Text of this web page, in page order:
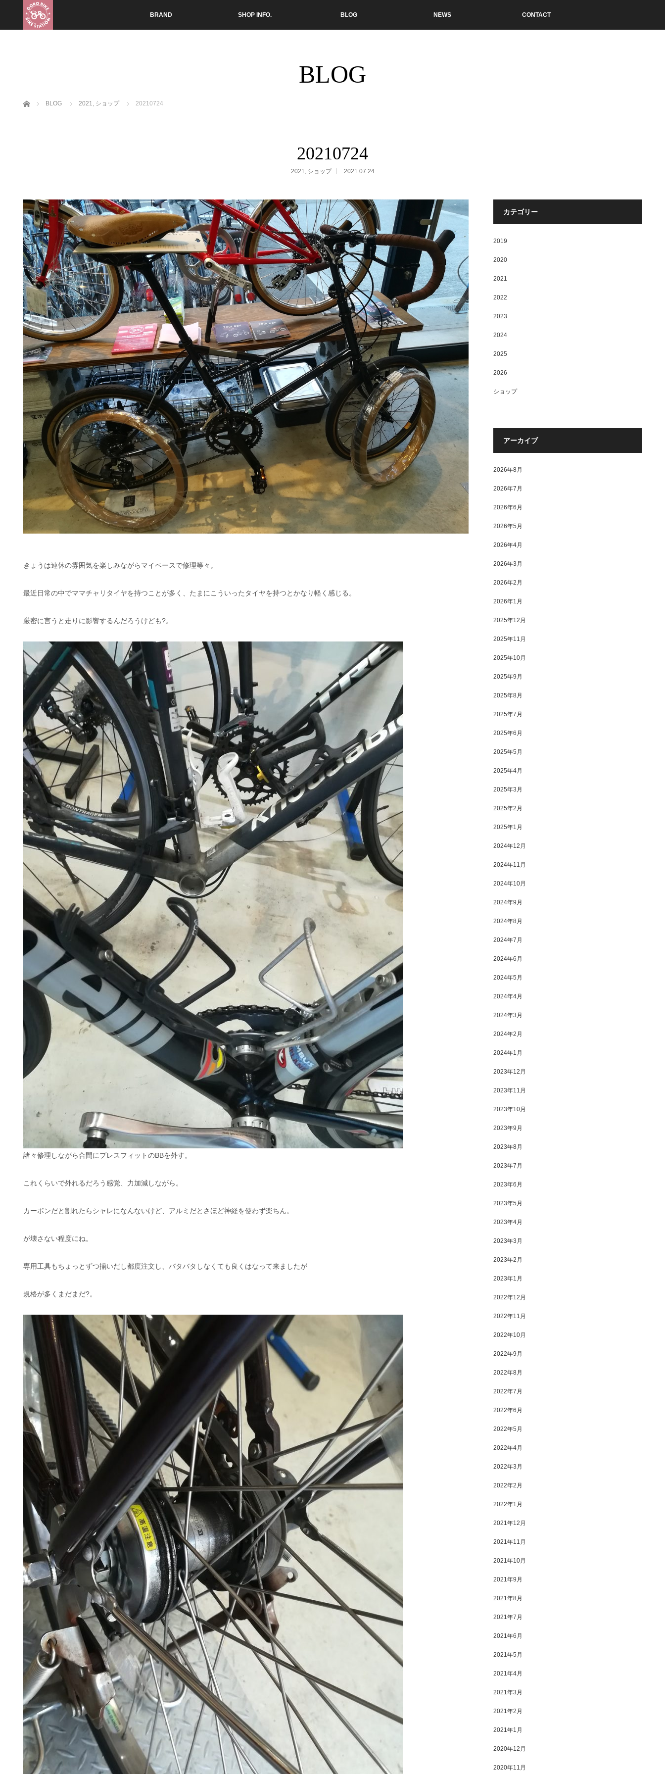
BRAND SHOP INFO. BLOG NEWS CONTACT
BLOG
ホーム BLOG 2021, ショップ 20210724
20210724
2021, ショップ 2021.07.24
きょうは連休の雰囲気を楽しみながらマイペースで修理等々。
最近日常の中でママチャリタイヤを持つことが多く、たまにこういったタイヤを持つとかなり軽く感じる。
厳密に言うと走りに影響するんだろうけども?。
諸々修理しながら合間にプレスフィットのBBを外す。
これくらいで外れるだろう感覚、力加減しながら。
カーボンだと割れたらシャレになんないけど、アルミだとさほど神経を使わず楽ちん。
が壊さない程度にね。
専用工具もちょっとずつ揃いだし都度注文し、バタバタしなくても良くはなって来ましたが
規格が多くまだまだ?。
カテゴリー
2019
2020
2021
2022
2023
2024
2025
2026
ショップ
アーカイブ
2026年8月
2026年7月
2026年6月
2026年5月
2026年4月
2026年3月
2026年2月
2026年1月
2025年12月
2025年11月
2025年10月
2025年9月
2025年8月
2025年7月
2025年6月
2025年5月
2025年4月
2025年3月
2025年2月
2025年1月
2024年12月
2024年11月
2024年10月
2024年9月
2024年8月
2024年7月
2024年6月
2024年5月
2024年4月
2024年3月
2024年2月
2024年1月
2023年12月
2023年11月
2023年10月
2023年9月
2023年8月
2023年7月
2023年6月
2023年5月
2023年4月
2023年3月
2023年2月
2023年1月
2022年12月
2022年11月
2022年10月
2022年9月
2022年8月
2022年7月
2022年6月
2022年5月
2022年4月
2022年3月
2022年2月
2022年1月
2021年12月
2021年11月
2021年10月
2021年9月
2021年8月
2021年7月
2021年6月
2021年5月
2021年4月
2021年3月
2021年2月
2021年1月
2020年12月
2020年11月